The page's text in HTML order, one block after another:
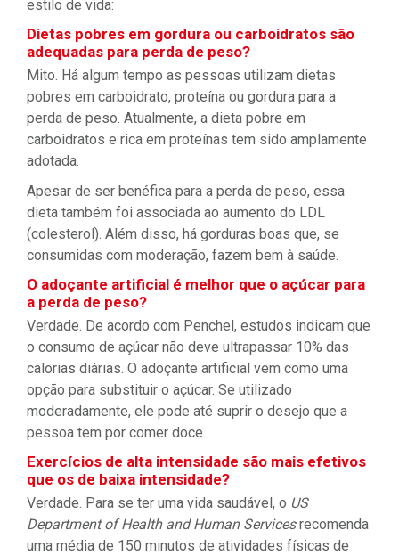
estilo de vida:
Dietas pobres em gordura ou carboidratos são
adequadas para perda de peso?
Mito. Há algum tempo as pessoas utilizam dietas
pobres em carboidrato, proteína ou gordura para a
perda de peso. Atualmente, a dieta pobre em
carboidratos e rica em proteínas tem sido amplamente
adotada.
Apesar de ser benéfica para a perda de peso, essa
dieta também foi associada ao aumento do LDL
(colesterol). Além disso, há gorduras boas que, se
consumidas com moderação, fazem bem à saúde.
O adoçante artificial é melhor que o açúcar para
a perda de peso?
Verdade. De acordo com Penchel, estudos indicam que
o consumo de açúcar não deve ultrapassar 10% das
calorias diárias. O adoçante artificial vem como uma
opção para substituir o açúcar. Se utilizado
moderadamente, ele pode até suprir o desejo que a
pessoa tem por comer doce.
Exercícios de alta intensidade são mais efetivos
que os de baixa intensidade?
Verdade. Para se ter uma vida saudável, o US
Department of Health and Human Servicesrecomenda
uma média de 150 minutos de atividades físicas de